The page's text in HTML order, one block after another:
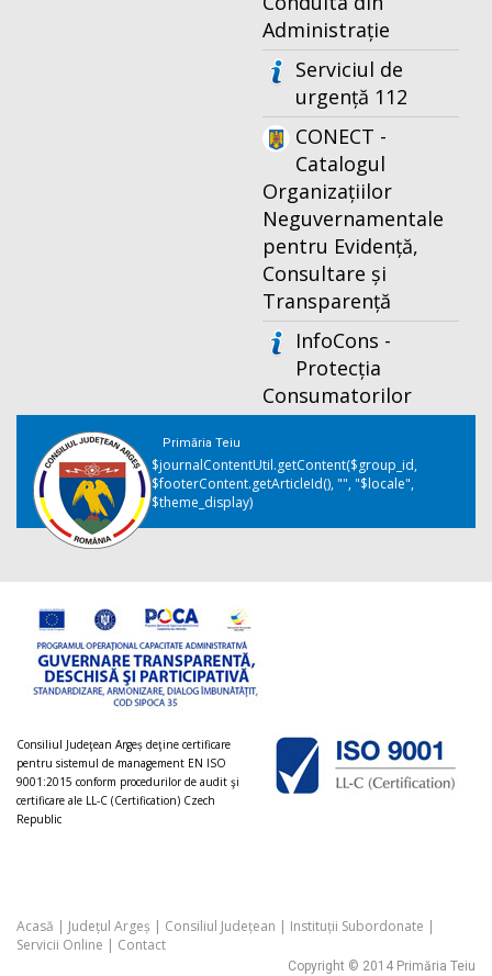
Administrație
Serviciul de
urgență 112
CONECT -
Catalogul
Organizațiilor
Neguvernamentale
pentru Evidență,
Consultare și
Transparență
InfoCons -
Protecția
Consumatorilor
Primăria Teiu
$journalContentUtil.getContent($group_id,
$footerContent.getArticleId(), "", "$locale",
$theme_display)
Consiliul Judeţean Argeș deţine certificare
pentru sistemul de management EN ISO
9001:2015 conform procedurilor de audit şi
certificare ale LL-C (Certification) Czech
Republic
Acasă | Județul Argeș | Consiliul Județean | Instituții Subordonate |
Servicii Online | Contact
Copyright © 2014 Primăria Teiu